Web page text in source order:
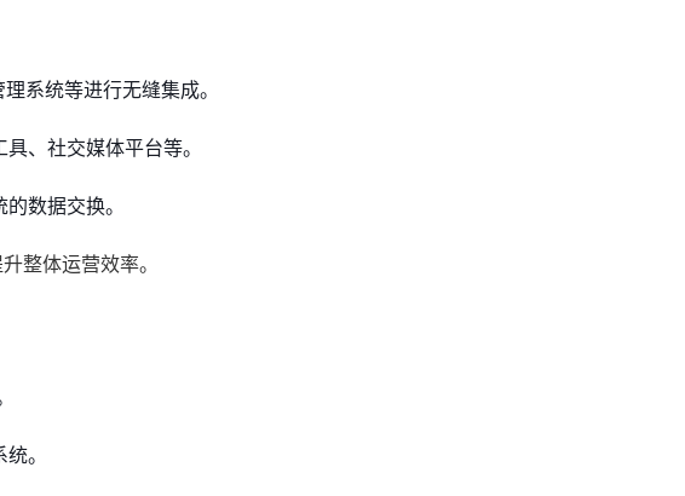
系统等进行无缝集成。
、社交媒体平台等。
数据交换。
整体运营效率。
。